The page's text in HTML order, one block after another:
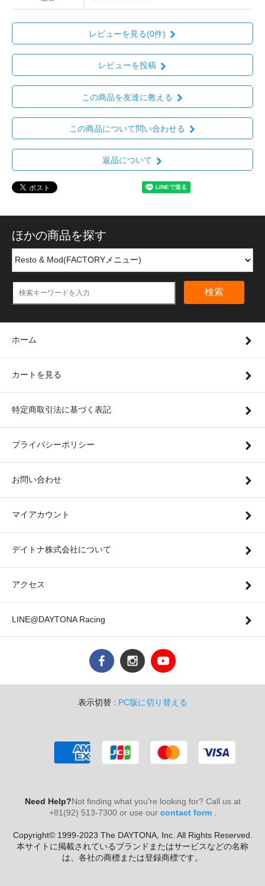
レビューを見る(0件)
レビューを投稿
この商品を友達に教える
この商品について問い合わせる
返品について
ほかの商品を探す
検索
ホーム
カートを見る
特定商取引法に基づく表記
プライバシーポリシー
お問い合わせ
マイアカウント
デイトナ株式会社について
アクセス
LINE@DAYTONA Racing
表示切替 : PC版に切り替える
Need Help?Not finding what you're looking for? Call us at
+81(92) 513-7300 or use our contact form.
Copyright© 1999-2023 The DAYTONA, Inc. All Rights Reserved.
本サイトに掲載されているブランドまたはサービスなどの名称
は、各社の商標または登録商標です。